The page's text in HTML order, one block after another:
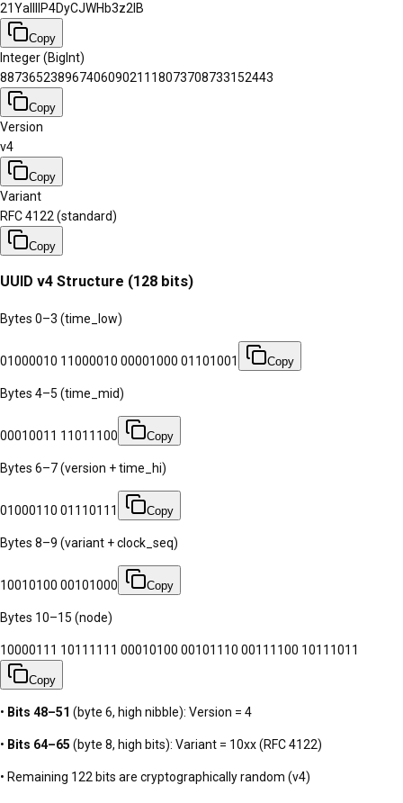
21YallllP4DyCJWHb3z2lB
Copy
Integer (BigInt)
88736523896740609021118073708733152443
Copy
Version
v4
Copy
Variant
RFC 4122 (standard)
Copy
UUID v4 Structure (128 bits)
Bytes 0–3 (time_low)
01000010 11000010 00001000 01101001 Copy
Bytes 4–5 (time_mid)
00010011 11011100 Copy
Bytes 6–7 (version + time_hi)
01000110 01110111 Copy
Bytes 8–9 (variant + clock_seq)
10010100 00101000 Copy
Bytes 10–15 (node)
10000111 10111111 00010100 00101110 00111100 10111011
Copy
• Bits 48–51 (byte 6, high nibble): Version = 4
• Bits 64–65 (byte 8, high bits): Variant = 10xx(RFC 4122)
• Remaining 122 bits are cryptographically random (v4)